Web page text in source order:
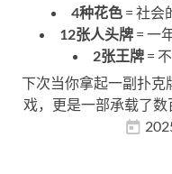
4种花色 = 社会
12张人头牌= 一
2张王牌 =
下次当你拿起一副扑
戏，更是一部承载了数